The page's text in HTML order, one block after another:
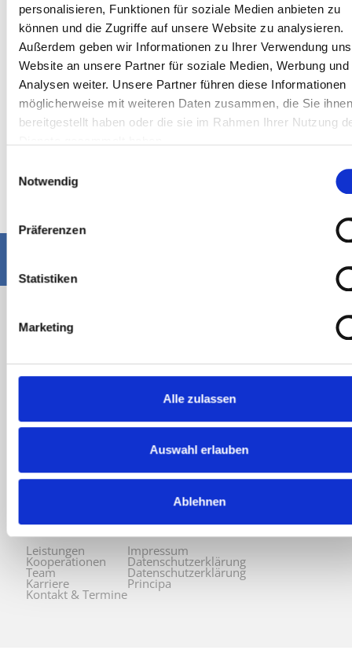
personalisieren, Funktionen für soziale Medien anbieten zu
können und die Zugriffe auf unsere Website zu analysieren.
Außerdem geben wir Informationen zu Ihrer Verwendung
Website an unsere Partner für soziale Medien, Werbung und
Analysen weiter. Unsere Partner führen diese Informationen
möglicherweise mit weiteren Daten zusammen, die Sie ihnen
bereitgestellt haben oder die sie im Rahmen Ihrer Nutzung
Notwendig
Präferenzen
Statistiken
Marketing
Alle zulassen
Auswahl erlauben
Ablehnen
ORTHOPÄDIEKARDIOLOGIERADIOLOGIE
August-Kirch-Straße 101
22525 Hamburg
info@athleticum.de
Leistungen
Kooperationen
Team
Karriere
Kontakt & Termine
Impressum
Datenschutzerklärung
Datenschutzerklärung
Principa